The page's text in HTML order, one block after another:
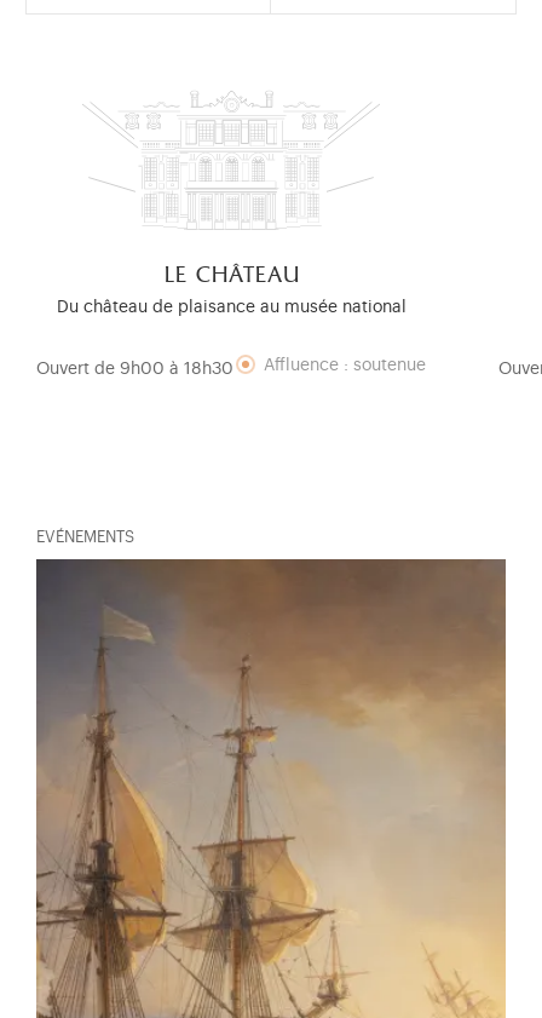
le château
Du château de plaisance au musée national
Ouvert de 9h00 à 18h30 Affluence : soutenue
EVÉNEMENTS